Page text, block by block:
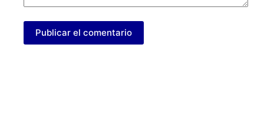
Publicar el comentario